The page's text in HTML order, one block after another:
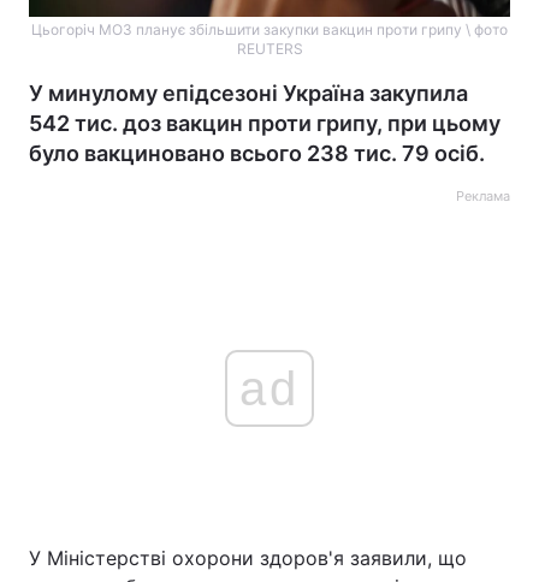
Цьогоріч МОЗ планує збільшити закупки вакцин проти грипу \ фото
REUTERS
У минулому епідсезоні Україна закупила
542 тис. доз вакцин проти грипу, при цьому
було вакциновано всього 238 тис. 79 осіб.
Реклама
ad
У Міністерстві охорони здоров'я заявили, що